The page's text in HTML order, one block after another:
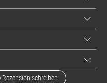
Rezension schreiben